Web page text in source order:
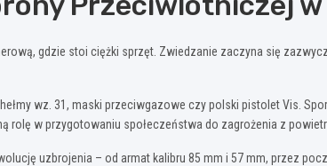
gdzie stoi ciężki sprzęt. Zwiedzanie zaczyna się
wz. 31, maski przeciwgazowe czy polski pistolet Vis.
w przygotowaniu społeczeństwa do zagrożenia z
uzbrojenia – od armat kalibru 85 mm i 57 mm, przez